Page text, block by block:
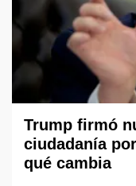
Trump firmó
ciudadanía
qué cambia